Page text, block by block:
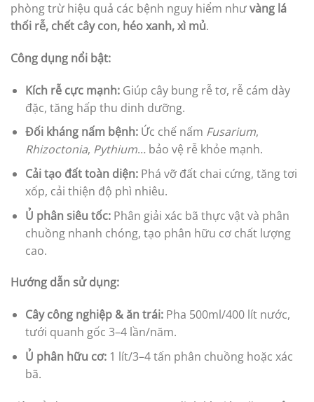
phòng trừ hiệu quả các bệnh nguy hiểm nhưvàng lá
thối rễ, chết cây con, héo xanh, xì mủ.
Công dụng nổi bật:
Kích rễ cực mạnh:Giúp cây bung rễ tơ, rễ cám dày
đặc, tăng hấp thu dinh dưỡng.
Đối kháng nấm bệnh:Ức chế nấm Fusarium,
Rhizoctonia, Pythium… bảo vệ rễ khỏe mạnh.
Cải tạo đất toàn diện:Phá vỡ đất chai cứng, tăng tơi
xốp, cải thiện độ phì nhiêu.
Ủ phân siêu tốc:Phân giải xác bã thực vật và phân
chuồng nhanh chóng, tạo phân hữu cơ chất lượng
cao.
Hướng dẫn sử dụng:
Cây công nghiệp & ăn trái:Pha 500ml/400 lít nước,
tưới quanh gốc 3–4 lần/năm.
Ủ phân hữu cơ:1 lít/3–4 tấn phân chuồng hoặc xác
bã.